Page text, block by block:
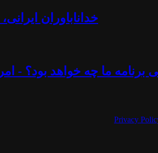
خداناباوران
ما چه خواهد بود؟ -
Privacy